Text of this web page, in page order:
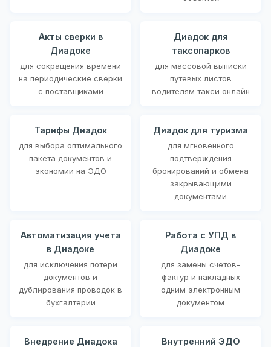
Акты сверки в
Диадоке
для сокращения времени
на периодические сверки
с поставщиками
Диадок для
таксопарков
для массовой выписки
путевых листов
водителям такси онлайн
Тарифы Диадок
для выбора оптимального
пакета документов и
экономии на ЭДО
Диадок для туризма
для мгновенного
подтверждения
бронирований и обмена
закрывающими
документами
Автоматизация учета
в Диадоке
для исключения потери
документов и
дублирования проводок в
бухгалтерии
Работа с УПД в
Диадоке
для замены счетов-
фактур и накладных
одним электронным
документом
Внедрение Диадока
Внутренний ЭДО